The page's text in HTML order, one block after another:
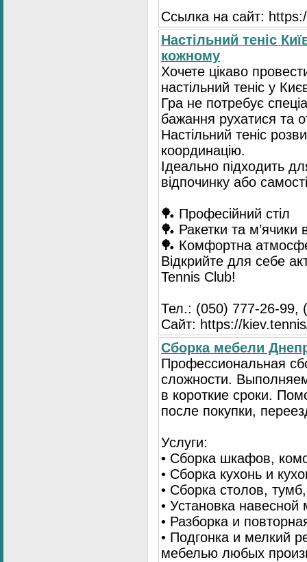
Ссылка на сайт:
Настільний теніс
кожному
Хочете цікаво
настільний теніс у
Гра не потребує
бажання рухатися та
Настільний теніс
координацію.
Ідеально підходить
відпочинку або
🏓 Професійний стіл
🏓 Ракетки та м’ячики
🏓 Комфортна
Відкрийте для себе
Tennis Club!
Тел.: (050) 777-26-99,
Сайт: https://
Сборка мебели
Профессиональная
сложности.
в короткие сроки.
после покупки,
Услуги:
• Сборка шкафов,
• Сборка кухонь и
• Сборка столов,
• Установка
• Разборка и
• Подгонка и мелкий
мебелью любых